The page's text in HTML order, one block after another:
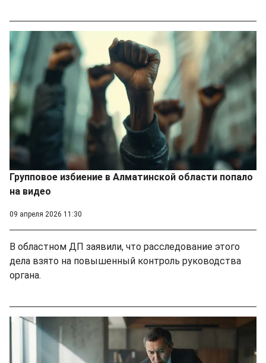
Групповое избиение в Алматинской области попало
на видео
09 апреля 2026 11:30
В областном ДП заявили, что расследование этого
дела взято на повышенный контроль руководства
органа.